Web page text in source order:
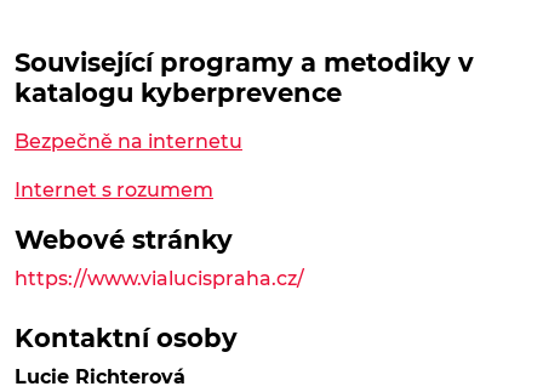
Související programy a metodiky v
katalogu kyberprevence
Bezpečně na internetu
Internet s rozumem
Webové stránky
https://www.vialucispraha.cz/
Kontaktní osoby
Lucie Richterová